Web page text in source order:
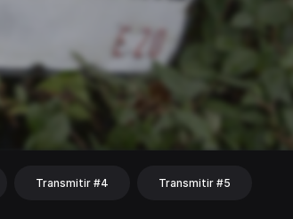
Transmitir #4 Transmitir #5